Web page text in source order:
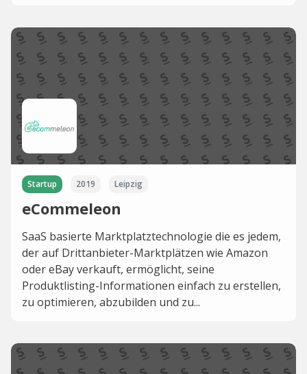
Startup 2019 Leipzig
eCommeleon
SaaS basierte Marktplatztechnologie die es jedem,
der auf Drittanbieter-Marktplätzen wie Amazon
oder eBay verkauft, ermöglicht, seine
Produktlisting-Informationen einfach zu erstellen,
zu optimieren, abzubilden und zu...